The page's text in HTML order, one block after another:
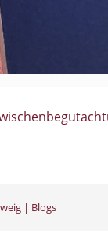
| Blogs